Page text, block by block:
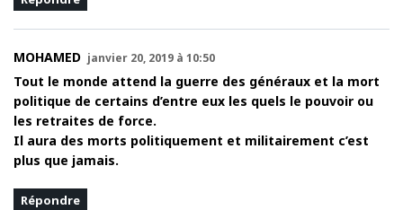
MOHAMED janvier 20, 2019 à 10:50
Tout le monde attend la guerre des généraux et la mort
politique de certains d’entre eux les quels le pouvoir ou
les retraites de force.
Il aura des morts politiquement et militairement c’est
plus que jamais.
Répondre